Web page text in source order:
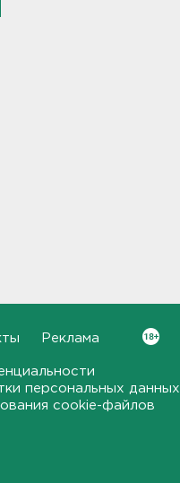
Реклама
персональных данных
cookie-файлов